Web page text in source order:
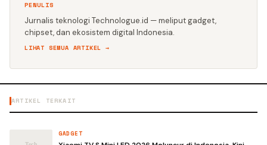
PENULIS
Jurnalis teknologi Technologue.id — meliput gadget,
chipset, dan ekosistem digital Indonesia.
LIHAT SEMUA ARTIKEL →
ARTIKEL TERKAIT
GADGET